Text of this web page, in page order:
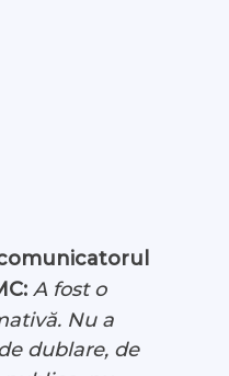
A fost o
Nu a
dublare, de